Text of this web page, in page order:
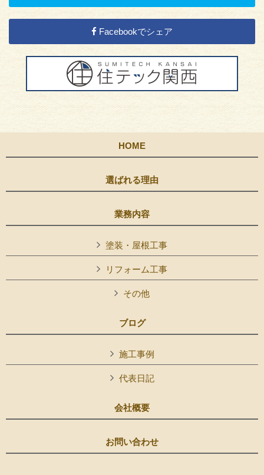
Facebookでシェア
HOME
選ばれる理由
業務内容
塗装・屋根工事
リフォーム工事
その他
ブログ
施工事例
代表日記
会社概要
お問い合わせ